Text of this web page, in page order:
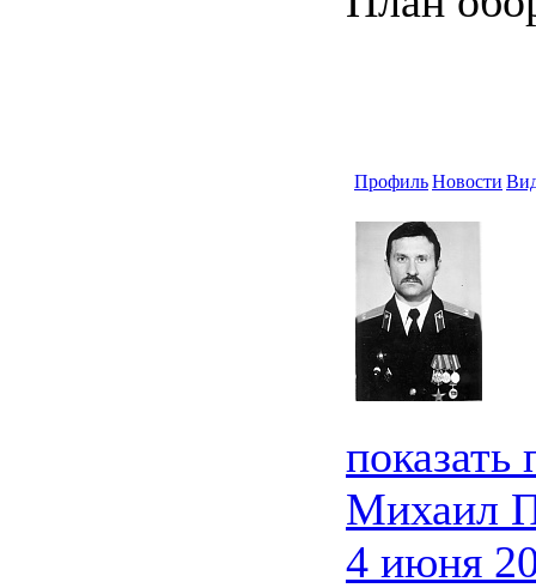
ПрофильНовости
Михаил
4 июня